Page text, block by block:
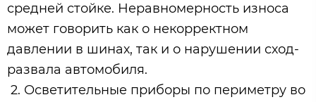
средней стойке. Неравномерность износа
может говорить как о некорректном
давлении в шинах, так и о нарушении сход-
развала автомобиля.
2. Осветительные приборы по периметру во